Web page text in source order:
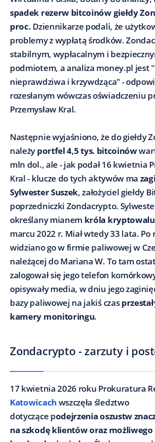
spadek rezerw bitcoinów giełdy
proc. Dziennikarze podali, że
problemy z wypłatą środków.
stabilnym, wypłacalnym i
podmiotem, a analiza money.pl jest
nieprawdziwa i krzywdząca" -
rozesłanym wówczas oświadczeniu
Przemysław Kral.
Następnie wyjaśniono, że do giełdy
należy portfel 4,5 tys. bitcoinów
mln dol., ale - jak podał 16 kwietnia
Kral - klucze do tych aktywów ma
Sylwester Suszek, założyciel giełdy
poprzedniczki Zondacrypto.
określany mianem króla
marcu 2022 r. Miał wtedy 33 lata. Po
widziano go w firmie paliwowej w
należącej do Mariana W. To tam
zalogował się jego telefon
opisywały media, w dniu jego
bazy paliwowej na jakiś czas
kamery monitoringu.
Zondacrypto - zarzuty i
17 kwietnia 2026 roku Prokuratura
Katowicach wszczęła śledztwo
dotyczące podejrzenia oszustw
na szkodę klientów oraz